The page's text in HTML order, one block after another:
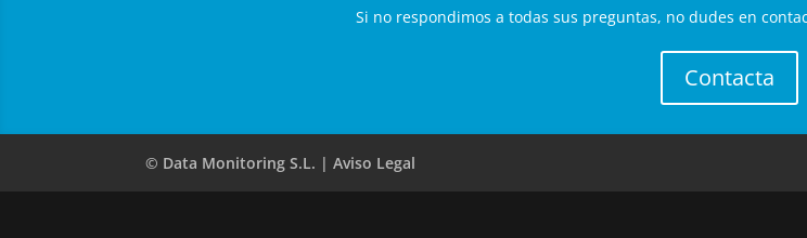
Si no respondimos a todas sus preguntas, no dudes en
Contacta
© Data Monitoring S.L. | Aviso Legal